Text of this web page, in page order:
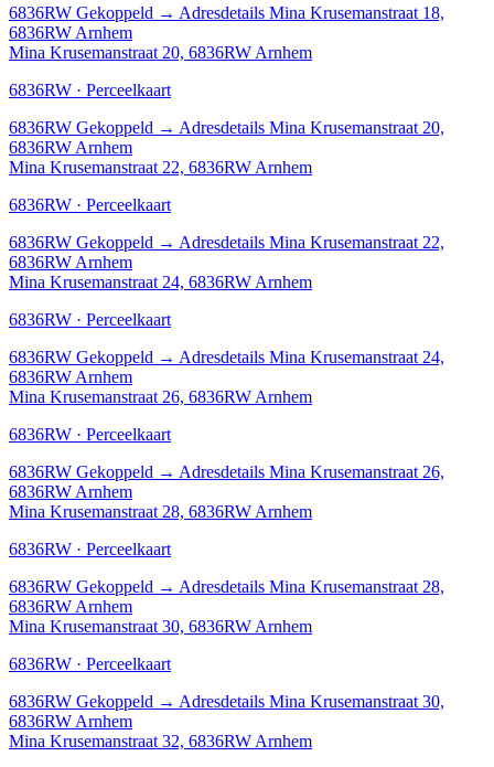
6836RW Gekoppeld → Adresdetails Mina Krusemanstraat 18,
6836RW Arnhem
Mina Krusemanstraat 20, 6836RW Arnhem
6836RW · Perceelkaart
6836RW Gekoppeld → Adresdetails Mina Krusemanstraat 20,
6836RW Arnhem
Mina Krusemanstraat 22, 6836RW Arnhem
6836RW · Perceelkaart
6836RW Gekoppeld → Adresdetails Mina Krusemanstraat 22,
6836RW Arnhem
Mina Krusemanstraat 24, 6836RW Arnhem
6836RW · Perceelkaart
6836RW Gekoppeld → Adresdetails Mina Krusemanstraat 24,
6836RW Arnhem
Mina Krusemanstraat 26, 6836RW Arnhem
6836RW · Perceelkaart
6836RW Gekoppeld → Adresdetails Mina Krusemanstraat 26,
6836RW Arnhem
Mina Krusemanstraat 28, 6836RW Arnhem
6836RW · Perceelkaart
6836RW Gekoppeld → Adresdetails Mina Krusemanstraat 28,
6836RW Arnhem
Mina Krusemanstraat 30, 6836RW Arnhem
6836RW · Perceelkaart
6836RW Gekoppeld → Adresdetails Mina Krusemanstraat 30,
6836RW Arnhem
Mina Krusemanstraat 32, 6836RW Arnhem